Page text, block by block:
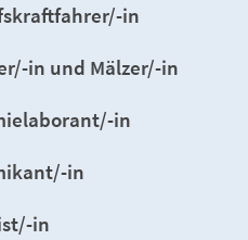
in
in und Mälzer/-in
in
in
in